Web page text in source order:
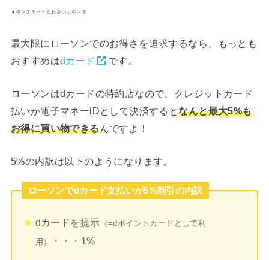
▲ポンタカードとおさいふポンタ
最大限にローソンでのお得さを追求するなら、もっとも
おすすめはdカード です。
ローソンはdカードの特約店なので、クレジットカード
払いか電子マネーiDとして決済するとなんと最大5%も
お得に買い物できるんですよ！
5%の内訳は以下のようになります。
ローソンでdカード支払いが5%割引の内訳
dカードを提示 （=dポイントカードとして利
用） ・・・1%